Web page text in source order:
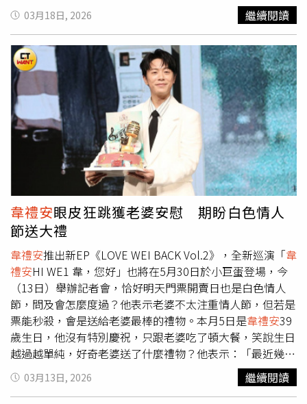
韋禮安重返屏東三大日舞台，他迫不及待想跟大家見面：
「其實真的滿久了，7年再回到屏東三大日，有一種『好像
很久沒回來打招呼』的感覺，春天對我來說是一個很有希
望、也很適合談戀愛的季節，所以歌單應該會走比較溫暖、
輕鬆、帶一點浪漫的路線。可能會有大家熟悉的情歌，也會
有一些比較有春天氣息、聽了會想跟著哼的歌。」李竺芯首
度參加屏東三大日音樂節。（圖／屏東縣政府提供）對於春
天，韋禮安形容：「對我來說有一種『重新開始』的感覺，
冬天好像很多事情都在醞釀，但到了春天就會慢慢發芽。現
在的我也剛好正在如火如荼地籌備演唱會，同時持續製作新
專輯，很多新的想法和能量也都在慢慢長出來。」他會全力
以赴帶來演出，貼心呼籲粉絲：「最重要還是多喝水、記得
防曬，帽子跟墨鏡都可以準備一下。如果真的太熱，也要適
時找地方休息，不要硬撐。當然最好的降溫方式就是一起唱
歌啦，但還是要記得先把自己照顧好。」金曲台語歌后李竺
芯第一次來到屏東三大日開唱，談到符合春天的歌單，她預
告：「《Suí水》專輯裡的歌，每一首都是我的春天，希望
可以多多跟大家分享。」更形容春天的感受是：「很多小鳥
的鳴叫都從春天開始。」對於屏東旅行念念不忘，李竺芯上
個月才去過恆春遊玩，「體驗到黃色的芒草景色和落山風，
我非常喜歡！」大讚東港的魚丸、後灣的海鹽都很有特色。
面對4月屏東的高溫天氣，她享受其中：「既有溫度，何不
留下來，來屏東三大日，把溫度變熱情。」
03月18日, 2026 繼續閱讀
韋禮安眼皮狂跳獲老婆安慰 期盼白色情人
節送大禮
韋禮安推出新EP《LOVE WEI BACK Vol.2》，全新巡演「韋
禮安HI WE1 韋，您好」也將在5月30日於小巨蛋登場，今
（13日）舉辦記者會，恰好明天門票開賣日也是白色情人
節，問及會怎麼度過？他表示老婆不太注重情人節，但若是
票能秒殺，會是送給老婆最棒的禮物。本月5日是韋禮安39
歲生日，他沒有特別慶祝，只跟老婆吃了頓大餐，笑說生日
越過越單純，好奇老婆送了什麼禮物？他表示：「最近幾年
老婆都會問我要什麼，但我好像物欲沒這麼高，今年收到了
電子書。」至於大家關注的「造人進度」，他笑回：「不敢
03月13日, 2026 繼續閱讀